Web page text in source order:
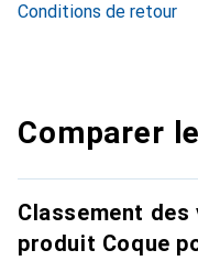
Conditions de retour
Comparer
Classement des
produit Coque